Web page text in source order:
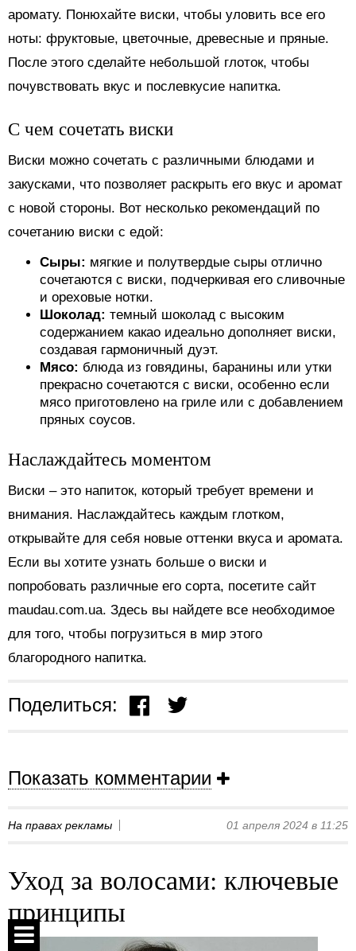
аромату. Понюхайте виски, чтобы уловить все его
ноты: фруктовые, цветочные, древесные и пряные.
После этого сделайте небольшой глоток, чтобы
почувствовать вкус и послевкусие напитка.
С чем сочетать виски
Виски можно сочетать с различными блюдами и
закусками, что позволяет раскрыть его вкус и аромат
с новой стороны. Вот несколько рекомендаций по
сочетанию виски с едой:
Сыры: мягкие и полутвердые сыры отлично
сочетаются с виски, подчеркивая его сливочные
и ореховые нотки.
Шоколад: темный шоколад с высоким
содержанием какао идеально дополняет виски,
создавая гармоничный дуэт.
Мясо: блюда из говядины, баранины или утки
прекрасно сочетаются с виски, особенно если
мясо приготовлено на гриле или с добавлением
пряных соусов.
Наслаждайтесь моментом
Виски – это напиток, который требует времени и
внимания. Наслаждайтесь каждым глотком,
открывайте для себя новые оттенки вкуса и аромата.
Если вы хотите узнать больше о виски и
попробовать различные его сорта, посетите сайт
maudau.com.ua. Здесь вы найдете все необходимое
для того, чтобы погрузиться в мир этого
благородного напитка.
Поделиться:
Показать комментарии
На правах рекламы 01 апреля 2024 в 11:25
Уход за волосами: ключевые
принципы